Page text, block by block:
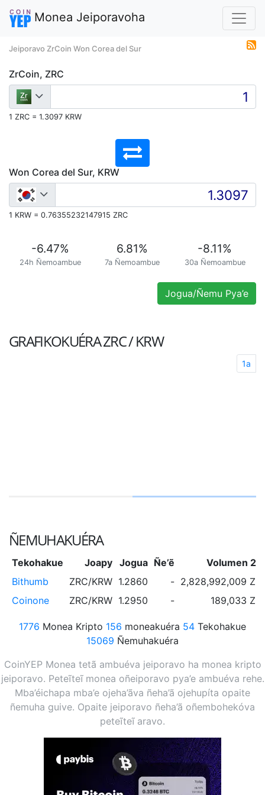
Monea Jeiporavoha
Jeiporavo ZrCoin Won Corea del Sur
ZrCoin, ZRC
1 ZRC = 1.3097 KRW
Won Corea del Sur, KRW
1 KRW = 0.76355232147915 ZRC
-6.47%
24h Ñemoambue
6.81%
7a Ñemoambue
-8.11%
30a Ñemoambue
Jogua/Ñemu Pya’e
GRAFIKOKUÉRAZRC / KRW
1a
ÑEMUHAKUÉRA
Tekohakue Joapy Jogua Ñe’ẽ
Volumen
Bithumb
ZRC/KRW 1.2860 - 2,828,992,009
Coinone
ZRC/KRW 1.2950 - 189,033
1776 Monea Kripto 156 moneakuéra 54 Tekohakue
15069 Ñemuhakuéra
CoinYEP Monea tetã ambuéva jeiporavo ha monea kripto
jeiporavo. Peteĩteĩ monea oñeiporavo pya’e ambuéva rehe.
Mba’éichapa mba’e ojeha’ãva ñeha’ã ojehupíta opaite
ñemuha guive. Opaite jeiporavo ñeha’ã oñembohekóva
peteĩteĩ aravo.